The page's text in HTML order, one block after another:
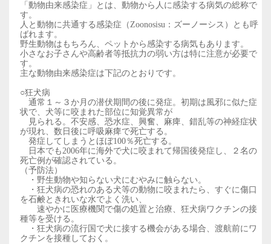
「動物由来感染症」とは、動物から人に感染する病気の総称で
す。
人と動物に共通する感染症（Zoonosisu：ズーノーシス）とも呼
ばれます。
野生動物はもちろん、ペットから感染する病気もあります。
小さなお子さんや高齢者等抵抗力の弱い方は特に注意が必要で
す。
主な動物由来感染症は下記のとおりです。
○狂犬病
通常１～３か月の潜伏期間の後に発症。初期は風邪に似た症
状で、犬等に咬まれた部位に知覚異常が
見られる。不安感、恐水症、興奮、麻痺、錯乱等の神経症状
が現れ、数日後に呼吸麻痺で死亡する。
発症してしまうとほぼ100％死亡する。
日本でも2006年に海外で犬に咬まれて帰国後発症し、２名の
死亡例が確認されている。
（予防法）
・野生動物や知らない犬にむやみに触らない。
・狂犬病の恐れのある犬等の動物に咬まれたら、すぐに傷口
を石鹸ときれいな水でよく洗い、
速やかに医療機関で傷の処置と治療、狂犬病ワクチンの接
種等を受ける。
・狂犬病の流行国で犬に接する機会がある場合、渡航前にワ
クチンを接種しておく。